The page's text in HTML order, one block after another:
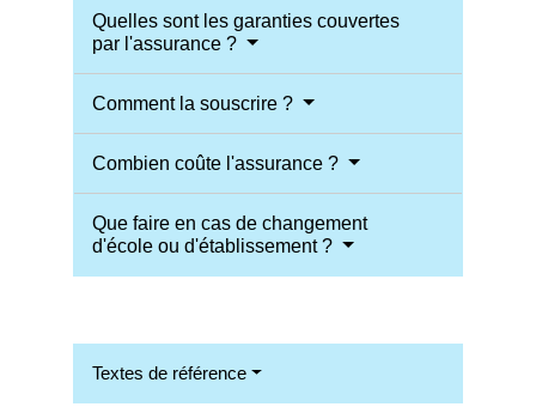
Quelles sont les garanties couvertes
par l'assurance ?
Comment la souscrire ?
Combien coûte l'assurance ?
Que faire en cas de changement
d'école ou d'établissement ?
Textes de référence